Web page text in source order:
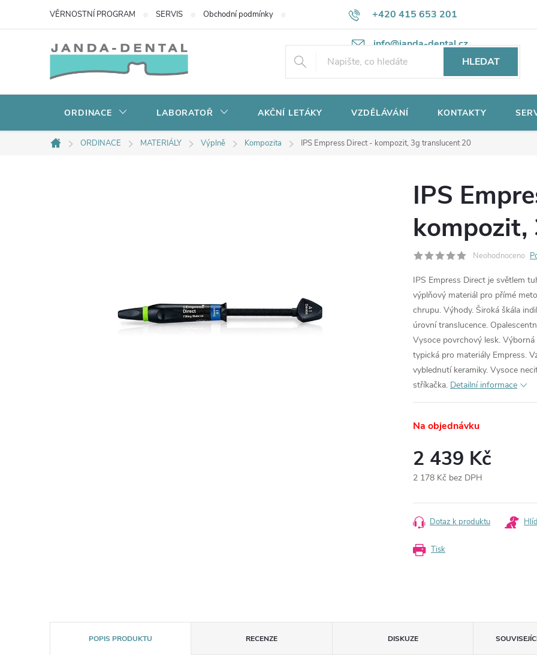
+420 415 653 201
info@janda-dental.cz
VĚRNOSTNÍ PROGRAM SERVIS Obchodní podmínky Potřebujete poradit? Ochrana osobních údajů
HLEDAT
ORDINACE LABORATOŘ AKČNÍ LETÁKY VZDĚLÁVÁNÍ KONTAKTY
Domů
ORDINACE MATERIÁLY Výplně Kompozita IPS Empress Direct - kompozit, 3g translucent 20
IPS
kompozit,
Neohodnoceno
IPS Empress Direct je světlem
výplňový materiál pro přímé
chrupu. Výhody. Široká škála
úrovní translucence.
Vysoce povrchový lesk.
typická pro materiály Empress.
vyblednutí keramiky. Vysoce
stříkačka. Detailní informace
Na objednávku
2 439 Kč
2 178 Kč bez DPH
cena:
Tisk
Dotaz k produktu
POPIS PRODUKTU RECENZE DISKUZE